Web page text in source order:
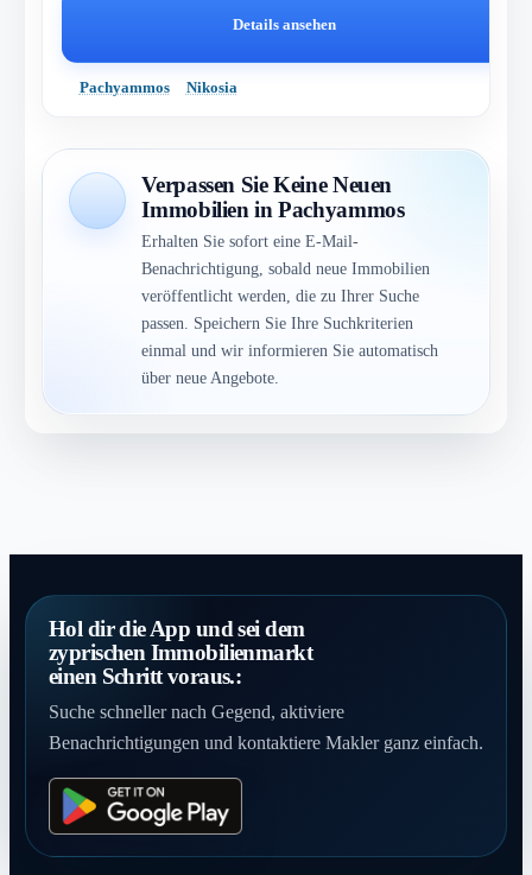
Details ansehen
Pachyammos Nikosia
Verpassen Sie Keine Neuen
Immobilien in Pachyammos
Erhalten Sie sofort eine E-Mail-
Benachrichtigung, sobald neue Immobilien
veröffentlicht werden, die zu Ihrer Suche
passen. Speichern Sie Ihre Suchkriterien
einmal und wir informieren Sie automatisch
über neue Angebote.
Hol dir die App und sei dem
zyprischen Immobilienmarkt
einen Schritt voraus.:
Suche schneller nach Gegend, aktiviere
Benachrichtigungen und kontaktiere Makler ganz einfach.